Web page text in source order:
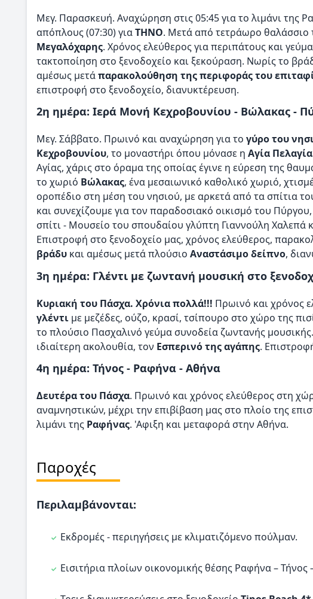
Μεγ. Παρασκευή. Αναχώρηση στις 05:45 για το λιμάνι της
απόπλους (07:30) γιαΤΗΝΟ. Μετά από τετράωρο θαλάσσιο
Μεγαλόχαρης. Χρόνος ελεύθερος για περιπάτους και
τακτοποίηση στο ξενοδοχείο και ξεκούραση. Νωρίς το
αμέσως μετάπαρακολούθηση της περιφοράς του
επιστροφή στο ξενοδοχείο, διανυκτέρευση.
2η ημέρα: Ιερά Μονή Κεχροβουνίου - Βώλακας -
Μεγ. Σάββατο. Πρωινό και αναχώρηση για το γύρο του
Κεχροβουνίου, το μοναστήρι όπου μόνασε η Αγία
Αγίας, χάρις στο όραμα της οποίας έγινε η εύρεση της
το χωριό Βώλακας, ένα μεσαιωνικό καθολικό χωριό,
οροπέδιο στη μέση του νησιού, με αρκετά από τα σπίτια
και συνεχίζουμε για τον παραδοσιακό οικισμό του
σπίτι - Μουσείο του σπουδαίου γλύπτη Γιαννούλη Χαλεπά
Επιστροφή στο ξενοδοχείο μας, χρόνος ελεύθερος,
βράδυ και αμέσως μετά πλούσιο Αναστάσιμο δείπνο,
3η ημέρα: Γλέντι με ζωντανή μουσική στο
Κυριακή του Πάσχα. Χρόνια πολλά!!! Πρωινό και χρόνος
γλέντι με μεζέδες, ούζο, κρασί, τσίπουρο στο χώρο της
το πλούσιο Πασχαλινό γεύμα συνοδεία ζωντανής
ιδιαίτερη ακολουθία, τον Εσπερινό της αγάπης.
4η ημέρα: Τήνος - Ραφήνα - Αθήνα
Δευτέρα του Πάσχα. Πρωινό και χρόνος ελεύθερος στη
αναμνηστικών, μέχρι την επιβίβαση μας στο πλοίο της
λιμάνι της Ραφήνας. 'Αφιξη και μεταφορά στην Αθήνα.
Παροχές
Περιλαμβάνονται:
Εκδρομές - περιηγήσεις με κλιματιζόμενο πούλμαν.
Εισιτήρια πλοίων οικονομικής θέσης Ραφήνα –